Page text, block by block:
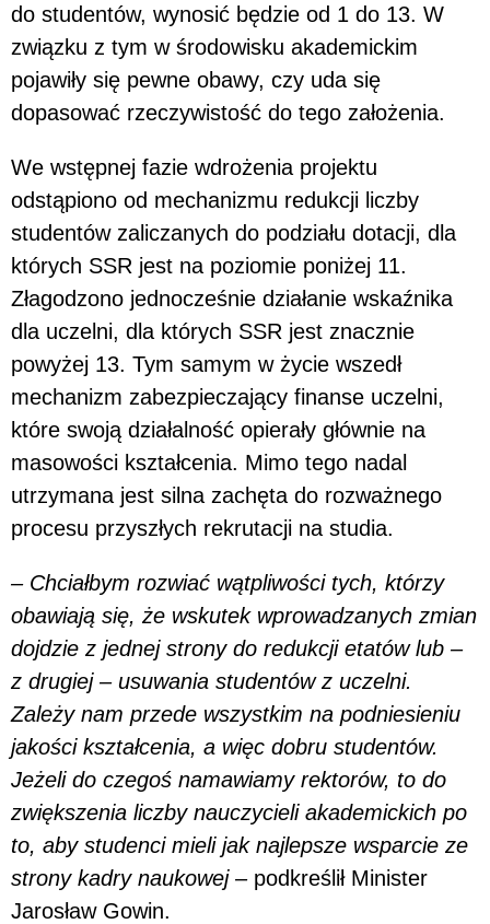
do studentów, wynosić będzie od 1 do 13. W
związku z tym w środowisku akademickim
pojawiły się pewne obawy, czy uda się
dopasować rzeczywistość do tego założenia.
We wstępnej fazie wdrożenia projektu
odstąpiono od mechanizmu redukcji liczby
studentów zaliczanych do podziału dotacji, dla
których SSR jest na poziomie poniżej 11.
Złagodzono jednocześnie działanie wskaźnika
dla uczelni, dla których SSR jest znacznie
powyżej 13. Tym samym w życie wszedł
mechanizm zabezpieczający finanse uczelni,
które swoją działalność opierały głównie na
masowości kształcenia. Mimo tego nadal
utrzymana jest silna zachęta do rozważnego
procesu przyszłych rekrutacji na studia.
– Chciałbym rozwiać wątpliwości tych, którzy
obawiają się, że wskutek wprowadzanych zmian
dojdzie z jednej strony do redukcji etatów lub –
z drugiej – usuwania studentów z uczelni.
Zależy nam przede wszystkim na podniesieniu
jakości kształcenia, a więc dobru studentów.
Jeżeli do czegoś namawiamy rektorów, to do
zwiększenia liczby nauczycieli akademickich po
to, aby studenci mieli jak najlepsze wsparcie ze
strony kadry naukowej –podkreślił Minister
Jarosław Gowin.